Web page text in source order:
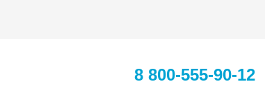
8 800-555-90-12